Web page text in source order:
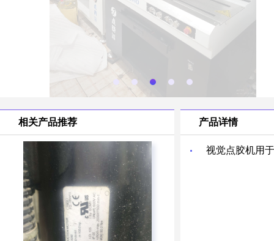
相关产品推荐 产品详情
视觉点胶机用